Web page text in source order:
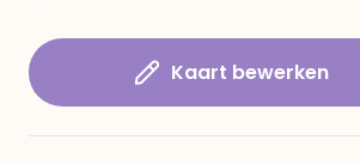
Kaart bewerken